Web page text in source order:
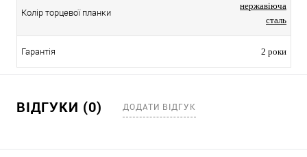
Колір торцевої планки
нержавіюча
сталь
Гарантія 2 роки
ВІДГУКИ (0) ДОДАТИ ВІДГУК